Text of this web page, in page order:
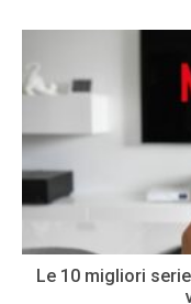
Le 10 migliori